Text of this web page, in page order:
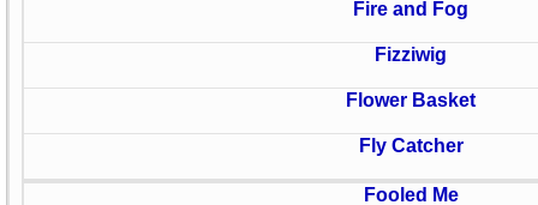
Fire and Fog
Fizziwig
Flower Basket
Fly Catcher
Fooled Me